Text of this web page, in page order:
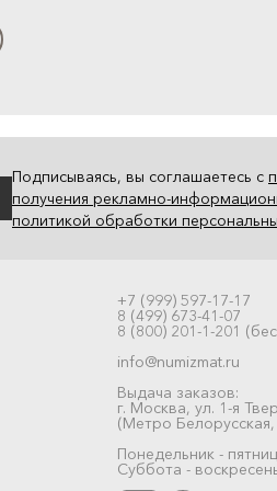
Подписываясь, вы соглашаетесь с
получения рекламно-
политикой обработки
+7 (999) 597-17-17
8 (499) 673-41-07
8 (800) 201-1-201
info@numizmat.ru
Выдача заказов:
г. Москва, ул. 1-я
(Метро
Понедельник -
Суббота -